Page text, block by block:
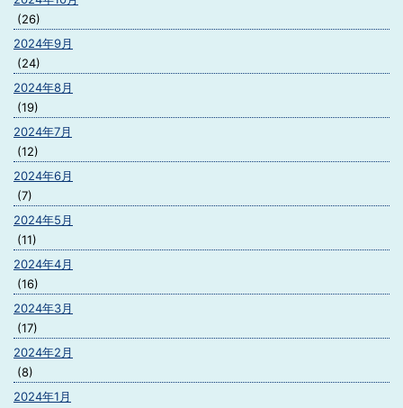
(26)
2024年9月
(24)
2024年8月
(19)
2024年7月
(12)
2024年6月
(7)
2024年5月
(11)
2024年4月
(16)
2024年3月
(17)
2024年2月
(8)
2024年1月